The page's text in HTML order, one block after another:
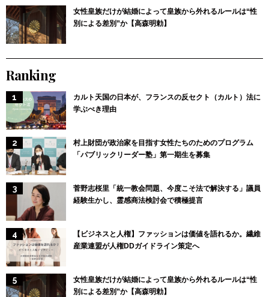
女性皇族だけが結婚によって皇族から外れるルールは“性
別による差別”か【高森明勅】
Ranking
カルト天国の日本が、フランスの反セクト（カルト）法に
学ぶべき理由
村上財団が政治家を目指す女性たちのためのプログラム
「パブリックリーダー塾」第一期生を募集
菅野志桜里「統一教会問題、今度こそ法で解決する」議員
経験生かし、霊感商法検討会で積極提言
【ビジネスと人権】ファッションは価値を語れるか。繊維
産業連盟が人権DDガイドライン策定へ
女性皇族だけが結婚によって皇族から外れるルールは“性
別による差別”か【高森明勅】